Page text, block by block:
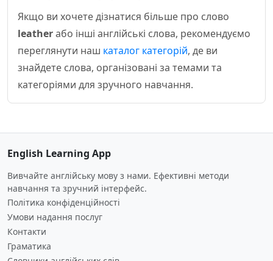
Якщо ви хочете дізнатися більше про слово
leatherабо інші англійські слова, рекомендуємо
переглянути наш каталог категорій, де ви
знайдете слова, організовані за темами та
категоріями для зручного навчання.
English Learning App
Вивчайте англійську мову з нами. Ефективні методи
навчання та зручний інтерфейс.
Політика конфіденційності
Умови надання послуг
Контакти
Граматика